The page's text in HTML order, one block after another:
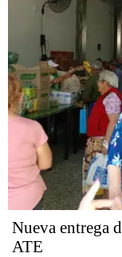
Nueva entrega
ATE